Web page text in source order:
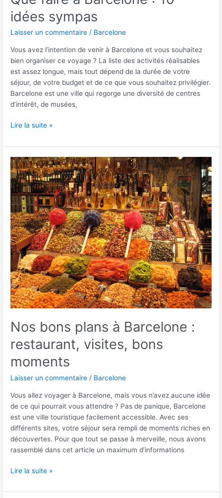
idées sympas
Laisser un commentaire / Barcelone
Vous avez l’intention de venir à Barcelone et vous souhaitez
bien organiser ce voyage ? La liste des activités réalisables
est assez longue, mais tout dépend de la durée de votre
séjour, de votre budget et de ce que vous souhaitez privilégier.
Barcelone est une ville qui regorge une diversité de centres
d’intérêt, de musées,
Lire la suite »
Nos bons plans à Barcelone :
restaurant, visites, bons
moments
Laisser un commentaire / Barcelone
Vous allez voyager à Barcelone, mais vous n’avez aucune idée
de ce qui pourrait vous attendre ? Pas de panique, Barcelone
est une ville touristique facilement accessible. Avec ses
différents sites, votre séjour sera rempli de moments riches en
découvertes. Pour que tout se passe à merveille, nous avons
rassemblé dans cet article un maximum d’informations
Nos
bons
plans
à
Barcelone
:
restaurant,
visites,
bons
moments
Lire la suite »